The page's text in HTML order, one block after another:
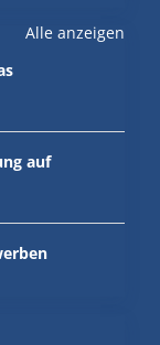
Alle anzeigen
auf